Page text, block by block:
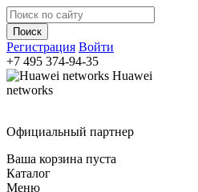
Регистрация Войти
+7 495 374-94-35
Huawei
networks
Официальный партнер
Ваша корзина пуста
Каталог
Меню